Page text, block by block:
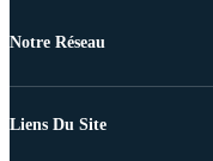
Notre Réseau
Liens Du Site